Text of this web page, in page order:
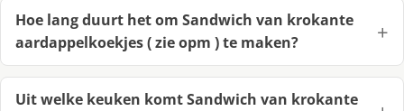
Hoe lang duurt het om Sandwich van krokante
aardappelkoekjes ( zie opm ) te maken?
Uit welke keuken komt Sandwich van krokante